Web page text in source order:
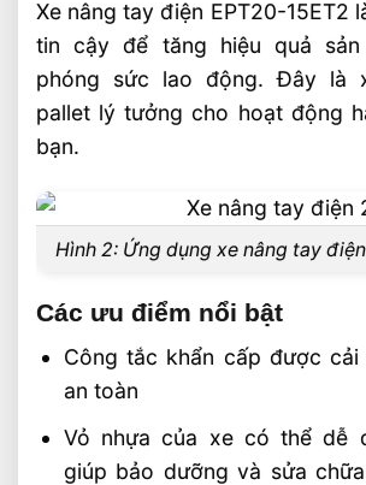
Xe nâng tay điện EPT20-15ET2
tin cậy để tăng hiệu quả
phóng sức lao động. Đây là
pallet lý tưởng cho hoạt động
bạn.
Hình 2: Ứng dụng xe nâng tay
Các ưu điểm nổi bật
Công tắc khẩn cấp được cải
an toàn
Vỏ nhựa của xe có thể dễ
giúp bảo dưỡng và sửa